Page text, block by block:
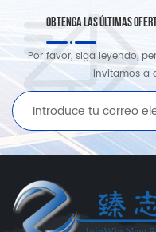
OBTENGA LAS ÚLTIMAS
Por favor, siga leyendo,
invitamos a